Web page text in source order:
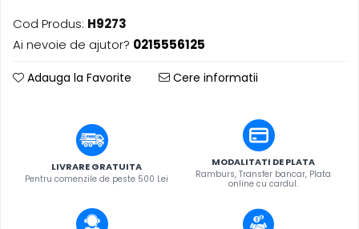
Distribuitoare de putere
Dimmer & Switch Packs
Cod Produs: H9273
Ai nevoie de ajutor? 0215556125
Adauga la Favorite Cere informatii
LIVRARE GRATUITA
Pentru comenzile de peste 500 Lei
MODALITATI DE PLATA
Ramburs, Transfer bancar, Plata
online cu cardul.